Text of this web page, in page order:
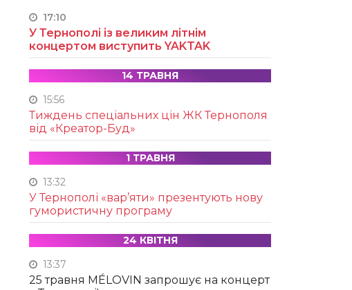
17:10
У Тернополі із великим літнім
концертом виступить YAKTAK
14 ТРАВНЯ
15:56
Тиждень спеціальних цін ЖК Тернополя
від «Креатор-Буд»
1 ТРАВНЯ
13:32
У Тернополі «вар’яти» презентують нову
гумористичну програму
24 КВІТНЯ
13:37
25 травня MÉLOVIN запрошує на концерт